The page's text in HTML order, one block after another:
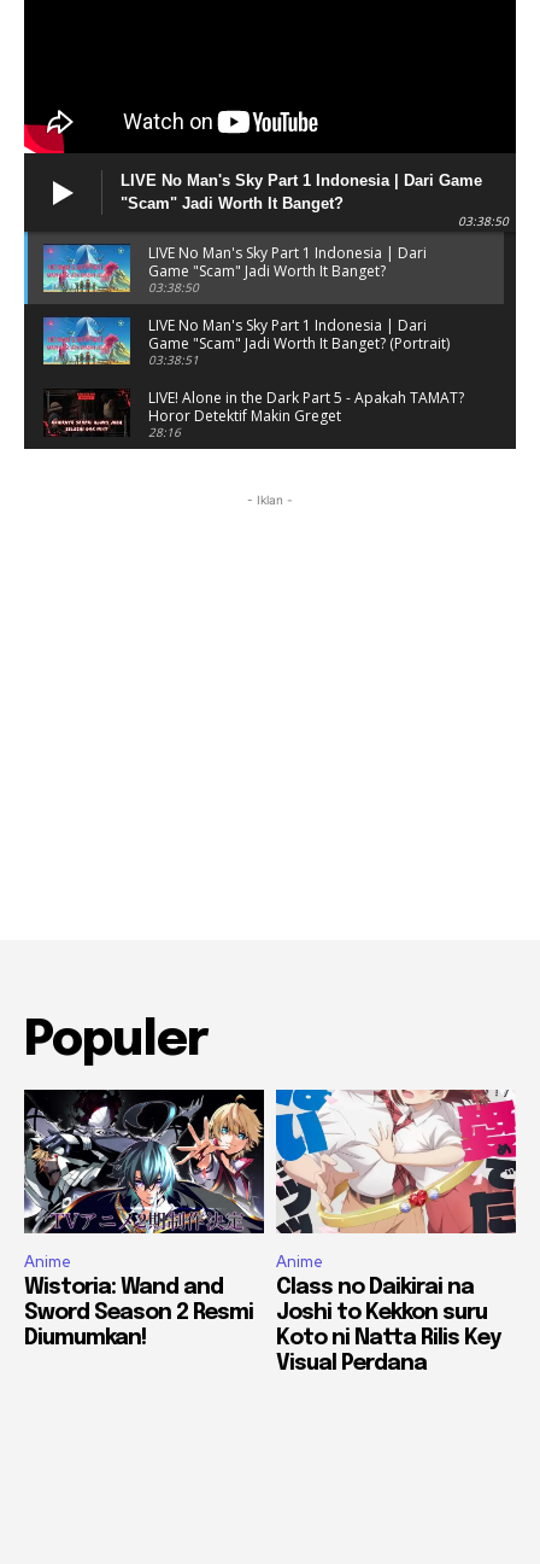
LIVE No Man's Sky Part 1 Indonesia | Dari Game
"Scam" Jadi Worth It Banget?
03:38:50
LIVE No Man's Sky Part 1 Indonesia | Dari
Game "Scam" Jadi Worth It Banget?
03:38:50
LIVE No Man's Sky Part 1 Indonesia | Dari
Game "Scam" Jadi Worth It Banget? (Portrait)
03:38:51
LIVE! Alone in the Dark Part 5 - Apakah TAMAT?
Horor Detektif Makin Greget
28:16
- Iklan -
Populer
Anime
Wistoria: Wand and
Sword Season 2 Resmi
Diumumkan!
Anime
Class no Daikirai na
Joshi to Kekkon suru
Koto ni Natta Rilis Key
Visual Perdana